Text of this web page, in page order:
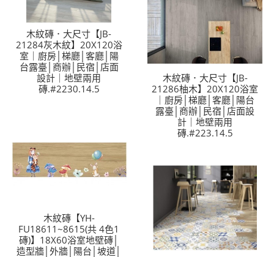
木紋磚．大尺寸【JB-
21284灰木紋】20X120浴
室｜廚房│梯廳│客廳│陽
台露臺│商辦│民宿│店面
設計｜地壁兩用
磚.#2230.14.5
木紋磚．大尺寸【JB-
21286柚木】20X120浴室
｜廚房│梯廳│客廳│陽台
露臺│商辦│民宿│店面設
計｜地壁兩用
磚.#223.14.5
木紋磚【YH-
FU18611~8615(共 4色1
磚)】18X60浴室地壁磚│
造型牆│外牆│陽台│坡道│